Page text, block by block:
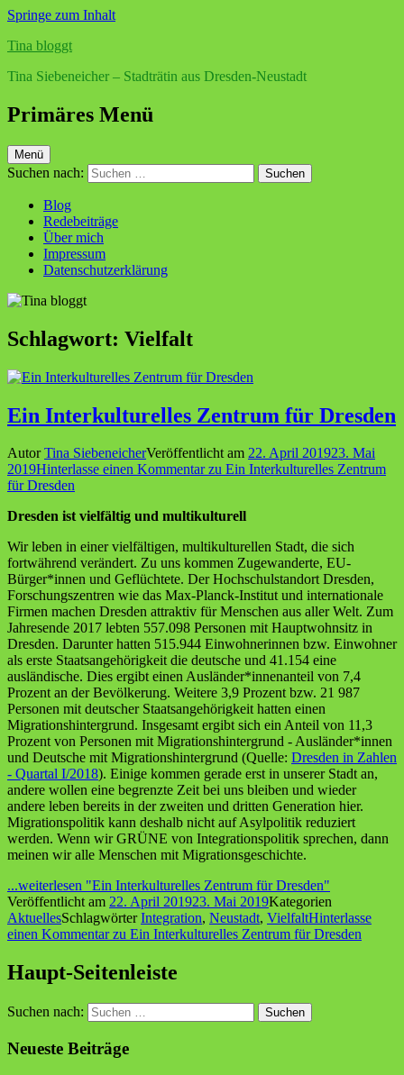
Springe zum Inhalt
Tina bloggt
Tina Siebeneicher – Stadträtin aus Dresden-Neustadt
Primäres Menü
Menü
Suchen nach:
Blog
Redebeiträge
Über mich
Impressum
Datenschutzerklärung
Schlagwort: Vielfalt
Ein Interkulturelles Zentrum für Dresden
AutorTina SiebeneicherVeröffentlicht am 22. April 201923. Mai
2019Hinterlasse einen Kommentarzu Ein Interkulturelles Zentrum
für Dresden
Dresden ist vielfältig und multikulturell
Wir leben in einer vielfältigen, multikulturellen Stadt, die sich
fortwährend verändert. Zu uns kommen Zugewanderte, EU-
Bürger*innen und Geflüchtete. Der Hochschulstandort Dresden,
Forschungszentren wie das Max-Planck-Institut und internationale
Firmen machen Dresden attraktiv für Menschen aus aller Welt. Zum
Jahresende 2017 lebten 557.098 Personen mit Hauptwohnsitz in
Dresden. Darunter hatten 515.944 Einwohnerinnen bzw. Einwohner
als erste Staatsangehörigkeit die deutsche und 41.154 eine
ausländische. Dies ergibt einen Ausländer*innenanteil von 7,4
Prozent an der Bevölkerung. Weitere 3,9 Prozent bzw. 21 987
Personen mit deutscher Staatsangehörigkeit hatten einen
Migrationshintergrund. Insgesamt ergibt sich ein Anteil von 11,3
Prozent von Personen mit Migrationshintergrund - Ausländer*innen
und Deutsche mit Migrationshintergrund (Quelle: Dresden in Zahlen
- Quartal I/2018). Einige kommen gerade erst in unserer Stadt an,
andere wollen eine begrenzte Zeit bei uns bleiben und wieder
andere leben bereits in der zweiten und dritten Generation hier.
Migrationspolitik kann deshalb nicht auf Asylpolitik reduziert
werden. Wenn wir GRÜNE von Integrationspolitik sprechen, dann
meinen wir alle Menschen mit Migrationsgeschichte.
...weiterlesen "Ein Interkulturelles Zentrum für Dresden"
Veröffentlicht am 22. April 201923. Mai 2019Kategorien
AktuellesSchlagwörterIntegration, Neustadt, VielfaltHinterlasse
einen Kommentarzu Ein Interkulturelles Zentrum für Dresden
Haupt-Seitenleiste
Suchen nach:
Neueste Beiträge